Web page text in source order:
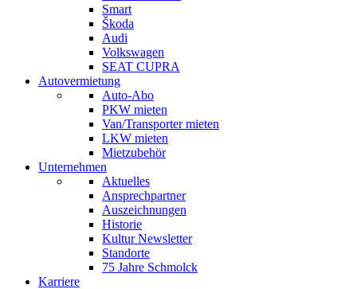
Smart
Škoda
Audi
Volkswagen
SEAT CUPRA
Autovermietung
Auto-Abo
PKW mieten
Van/Transporter mieten
LKW mieten
Mietzubehör
Unternehmen
Aktuelles
Ansprechpartner
Auszeichnungen
Historie
Kultur Newsletter
Standorte
75 Jahre Schmolck
Karriere